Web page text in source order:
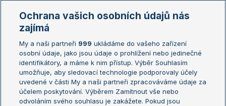
Žebříčky
Žebříček ATP (muži)
Žebříček WTA (ženy)
Sázkařský žebříček
Australian Open
French Open
Wimbledon
US Open
Turnaj mistrů
Ochrana vašich osobních údajů nás
zajímá
My a naši partneři 999 ukládáme do vašeho zařízení
osobní údaje, jako jsou údaje o prohlížení nebo jedinečné
identifikátory, a máme k nim přístup. Výběr Souhlasím
umožňuje, aby sledovací technologie podporovaly účely
uvedené v části My a naši partneři zpracováváme údaje za
účelem poskytování. Výběrem Zamítnout vše nebo
odvoláním svého souhlasu je zakážete. Pokud jsou